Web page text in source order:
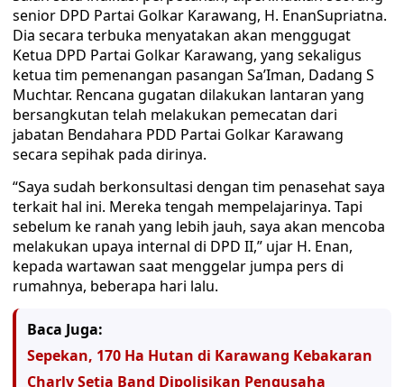
senior DPD Partai Golkar Karawang, H. EnanSupriatna.
Dia secara terbuka menyatakan akan menggugat
Ketua DPD Partai Golkar Karawang, yang sekaligus
ketua tim pemenangan pasangan Sa’Iman, Dadang S
Muchtar. Rencana gugatan dilakukan lantaran yang
bersangkutan telah melakukan pemecatan dari
jabatan Bendahara PDD Partai Golkar Karawang
secara sepihak pada dirinya.
“Saya sudah berkonsultasi dengan tim penasehat saya
terkait hal ini. Mereka tengah mempelajarinya. Tapi
sebelum ke ranah yang lebih jauh, saya akan mencoba
melakukan upaya internal di DPD II,” ujar H. Enan,
kepada wartawan saat menggelar jumpa pers di
rumahnya, beberapa hari lalu.
Baca Juga:
Sepekan, 170 Ha Hutan di Karawang Kebakaran
Charly Setia Band Dipolisikan Pengusaha